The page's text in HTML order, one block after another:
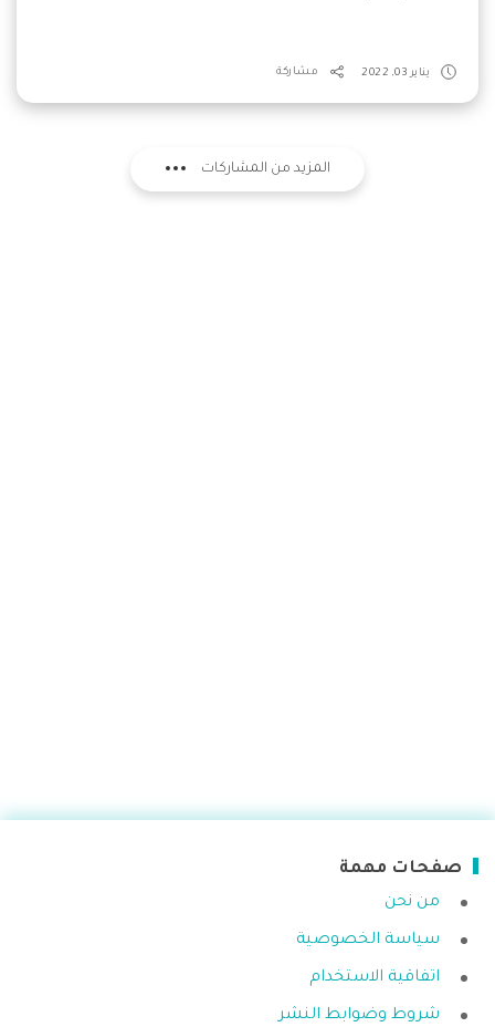
يناير 03, 2022 مشاركة
المزيد من المشاركات
صفحات مهمة
من نحن
سياسة الخصوصية
اتفاقية الاستخدام
شروط وضوابط النشر